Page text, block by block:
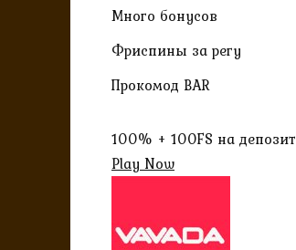
Много бонусов
Фриспины за регу
Прокомод BAR
100% + 100FS на депозит
Play Now